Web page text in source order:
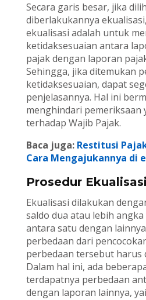
Secara garis besar, jika
diberlakukannya
ekualisasi adalah untuk
ketidaksesuaian antara
pajak dengan laporan
Sehingga, jika ditemukan
ketidaksesuaian, dapat
penjelasannya. Hal ini
menghindari pemeriksaan
terhadap Wajib Pajak.
Baca juga: Restitusi
Cara Mengajukannya di
Prosedur
Ekualisasi dilakukan
saldo dua atau lebih
antara satu dengan
perbedaan dari
perbedaan tersebut harus
Dalam hal ini, ada
terdapatnya perbedaan
dengan laporan lainnya,